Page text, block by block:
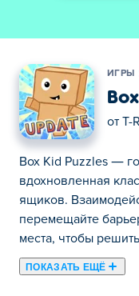
ИГРЫ
от T-
Box Kid Puzzles —
вдохновленная
ящиков.
перемещайте
места, чтобы
ПОКАЗАТЬ ЕЩЁ